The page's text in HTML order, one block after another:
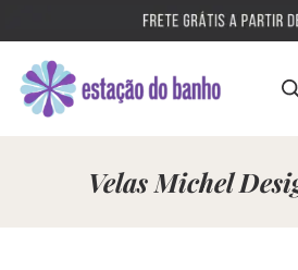
Velas Michel